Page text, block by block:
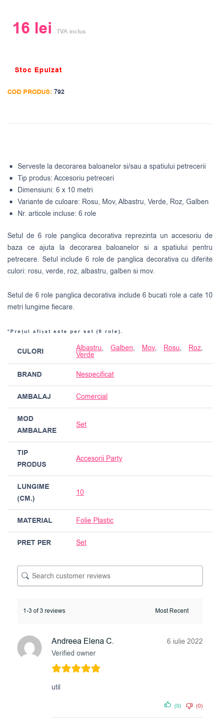
16 lei TVA inclus
Stoc Epuizat
COD PRODUS: 792
Serveste la decorarea baloanelor si/sau a spatiului petrecerii
Tip produs: Accesoriu petreceri
Dimensiuni: 6 x 10 metri
Variante de culoare: Rosu, Mov, Albastru, Verde, Roz, Galben
Nr. articole incluse: 6 role
Setul de 6 role panglica decorativa reprezinta un accesoriu de
baza ce ajuta la decorarea baloanelor si a spatiului pentru
petrecere. Setul include 6 role de panglica decorativa cu diferite
culori: rosu, verde, roz, albastru, galben si mov.
Setul de 6 role panglica decorativa include 6 bucati role a cate 10
metri lungime fiecare.
*Prețul afișat este per set (6 role).
CULORI Albastru, Galben, Mov, Rosu, Roz,
Verde
BRAND Nespecificat
AMBALAJ Comercial
MOD
AMBALARE
Set
TIP
PRODUS
Accesorii Party
LUNGIME
(CM.)
10
MATERIAL Folie Plastic
PRET PER Set
1-3 of 3 reviews
Andreea Elena C.
Verified owner
6 iulie 2022
util
(0) (0)